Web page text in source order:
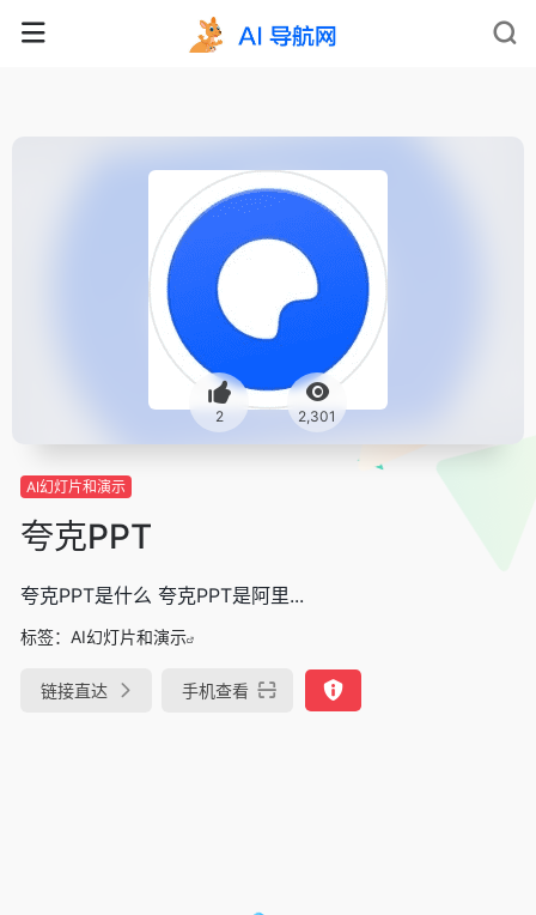
2 2,301
AI幻灯片和演示
夸克PPT
夸克PPT是什么 夸克PPT是阿里...
标签： AI幻灯片和演示
链接直达 手机查看